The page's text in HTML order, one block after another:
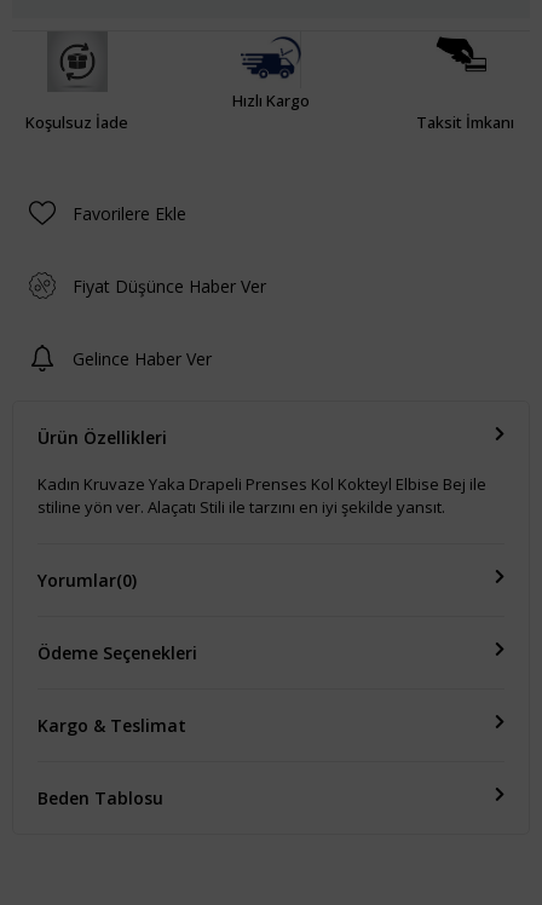
Koşulsuz İade
Hızlı Kargo
Taksit İmkanı
Favorilere Ekle
Fiyat Düşünce Haber Ver
Gelince Haber Ver
Ürün Özellikleri
Kadın Kruvaze Yaka Drapeli Prenses Kol Kokteyl Elbise Bej ile
stiline yön ver. Alaçatı Stili ile tarzını en iyi şekilde yansıt.
Yorumlar(0)
Ödeme Seçenekleri
Kargo & Teslimat
Beden Tablosu